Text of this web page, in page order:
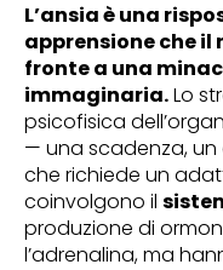
L’ansia è una
apprensione che
fronte a una
immaginaria.Lo
psicofisica
— una scadenza,
che richiede un
coinvolgono il
produzione di
l’adrenalina, ma